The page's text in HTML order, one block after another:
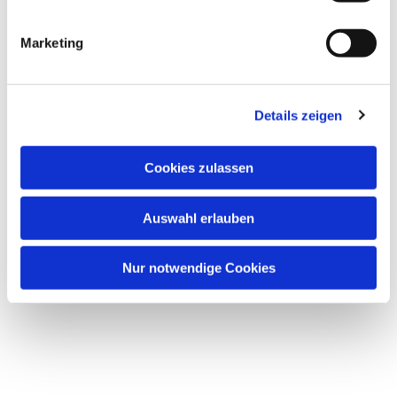
Marketing
Details zeigen
Cookies zulassen
Auswahl erlauben
Nur notwendige Cookies